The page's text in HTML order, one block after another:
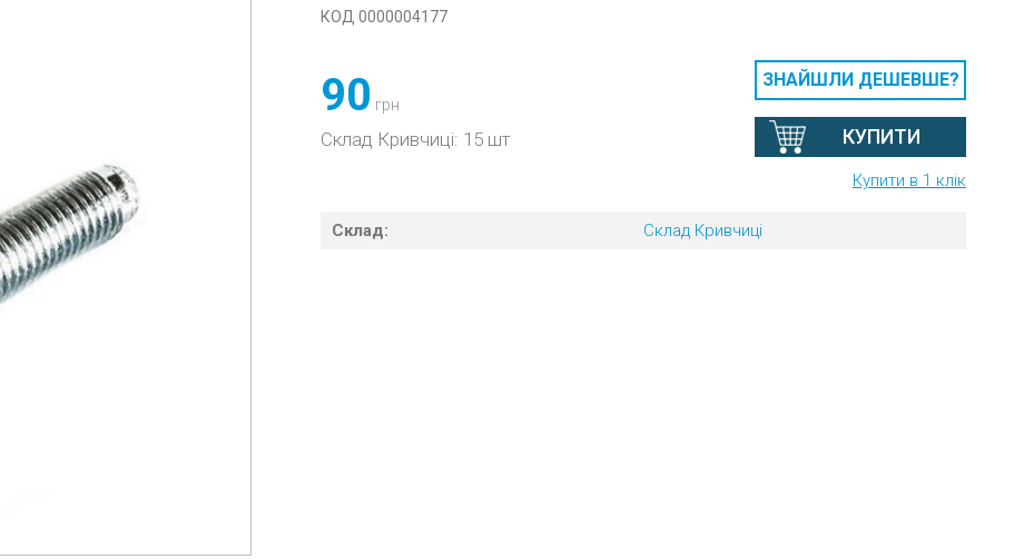
КОД 0000004177
90 грн
Склад Кривчиці: 15 шт
ЗНАЙШЛИ ДЕШЕВШЕ?
КУПИТИ
Купити в 1 клік
Склад: Склад Кривчиці